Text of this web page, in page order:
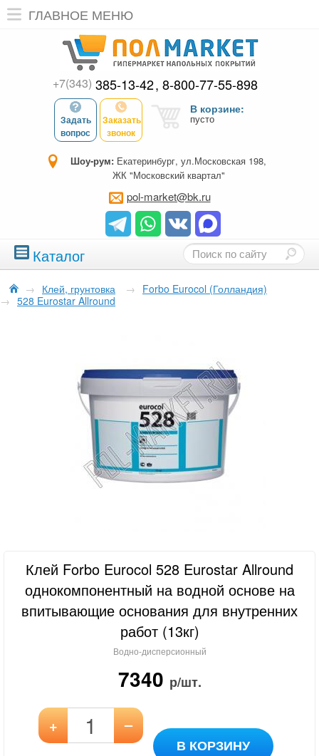
ГЛАВНОЕ МЕНЮ
+7(343) 385-13-42 8-800-77-55-898
Задать
вопрос
Заказать
звонок
В корзине:
пусто
Шоу-рум: Екатеринбург, ул.Московская 198,
ЖК "Московский квартал"
pol-market@bk.ru
Каталог
→ Клей, грунтовка → Forbo Eurocol (Голландия)
→ 528 Eurostar Allround
Клей Forbo Eurocol 528 Eurostar Allround
однокомпонентный на водной основе на
впитывающие основания для внутренних
работ (13кг)
Водно-дисперсионный
7340 р/шт.
+ –
В КОРЗИНУ